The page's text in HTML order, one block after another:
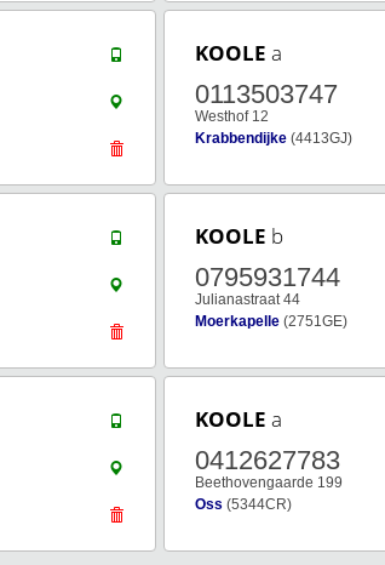
KOOLE a
0113503747
Westhof 12
Krabbendijke (4413GJ)
KOOLE b
0795931744
Julianastraat 44
Moerkapelle (2751GE)
KOOLE a
0412627783
Beethovengaarde 199
Oss (5344CR)